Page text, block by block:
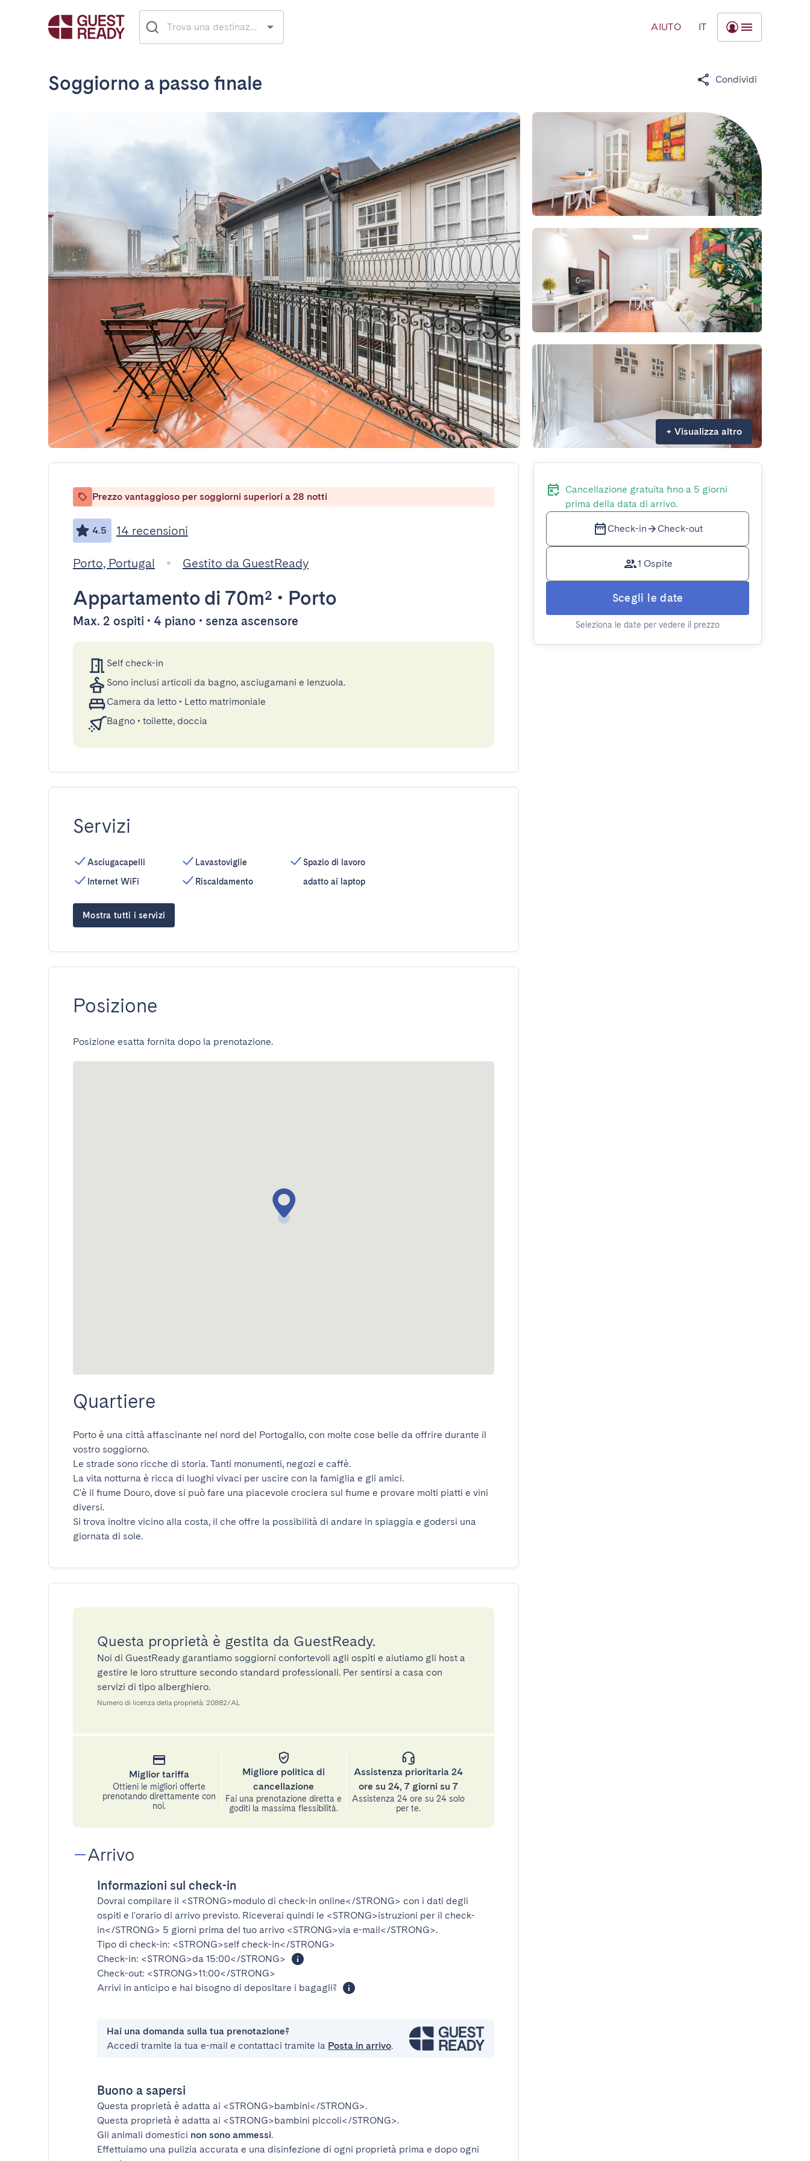
AIUTO IT
Soggiorno a passo finale Condividi
+ Visualizza altro
Prezzo vantaggioso per soggiorni superiori a 28 notti
4.5 14 recensioni
Porto, Portugal Gestito da GuestReady
Appartamento di 70m² • Porto
Max. 2 ospiti • 4 piano • senza ascensore
Self check-in
Sono inclusi articoli da bagno, asciugamani e lenzuola.
Camera da letto • Letto matrimoniale
Bagno • toilette, doccia
Servizi
Asciugacapelli
Internet WiFi
Lavastoviglie
Riscaldamento
Spazio di lavoro
adatto ai laptop
Mostra tutti i servizi
Posizione
Posizione esatta fornita dopo la prenotazione.
Quartiere
Porto è una città affascinante nel nord del Portogallo, con molte cose belle da offrire durante il
vostro soggiorno.
Le strade sono ricche di storia. Tanti monumenti, negozi e caffè.
La vita notturna è ricca di luoghi vivaci per uscire con la famiglia e gli amici.
C'è il fiume Douro, dove si può fare una piacevole crociera sul fiume e provare molti piatti e vini
diversi.
Si trova inoltre vicino alla costa, il che offre la possibilità di andare in spiaggia e godersi una
giornata di sole.
Questa proprietà è gestita da GuestReady.
Noi di GuestReady garantiamo soggiorni confortevoli agli ospiti e aiutiamo gli host a
gestire le loro strutture secondo standard professionali. Per sentirsi a casa con
servizi di tipo alberghiero.
Numero di licenza della proprietà: 20882/AL
Miglior tariffa
Ottieni le migliori offerte
prenotando direttamente con
noi.
Migliore politica di
cancellazione
Fai una prenotazione diretta e
goditi la massima flessibilità.
Assistenza prioritaria 24
ore su 24, 7 giorni su 7
Assistenza 24 ore su 24 solo
per te.
Arrivo
Informazioni sul check-in
Dovrai compilare il <STRONG>modulo di check-in online</STRONG> con i dati degli
ospiti e l'orario di arrivo previsto. Riceverai quindi le <STRONG>istruzioni per il check-
in</STRONG> 5 giorni prima del tuo arrivo <STRONG>via e-mail</STRONG>.
Tipo di check-in: <STRONG>self check-in</STRONG>
Check-in: <STRONG>da 15:00</STRONG>
Check-out: <STRONG>11:00</STRONG>
Arrivi in anticipo e hai bisogno di depositare i bagagli?
Hai una domanda sulla tua prenotazione?
Accedi tramite la tua e-mail e contattaci tramite la Posta in arrivo.
Buono a sapersi
Questa proprietà è adatta ai <STRONG>bambini</STRONG>.
Questa proprietà è adatta ai <STRONG>bambini piccoli</STRONG>.
Gli animali domestici non sono ammessi.
Effettuiamo una pulizia accurata e una disinfezione di ogni proprietà prima e dopo ogni
Cancellazione gratuita fino a 5 giorni
prima della data di arrivo.
Check-in Check-out
1 Ospite
Scegli le date
Seleziona le date per vedere il prezzo